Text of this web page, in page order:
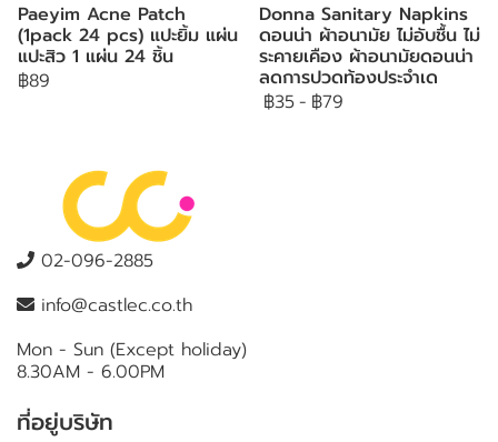
Paeyim Acne Patch
(1pack 24 pcs) แปะยิ้ม แผ่น
แปะสิว 1 แผ่น 24 ชิ้น
฿89
Donna Sanitary Napkins
ดอนน่า ผ้าอนามัย ไม่อับชื้น ไม่
ระคายเคือง ผ้าอนามัยดอนน่า
ลดการปวดท้องประจำเด
฿35- ฿79
02-096-2885
info@castlec.co.th
Mon - Sun (Except holiday)
8.30AM - 6.00PM
ที่อยู่บริษัท